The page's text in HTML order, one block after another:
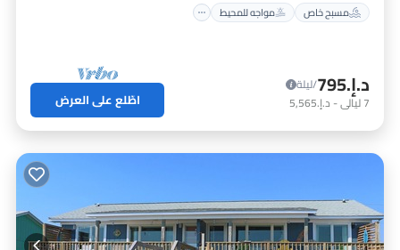
مسبح خاص
مواجه للمحيط
د.إ.‏795
/ليلة
7ليالي- د.إ.‏5,565 اطّلع على العرض